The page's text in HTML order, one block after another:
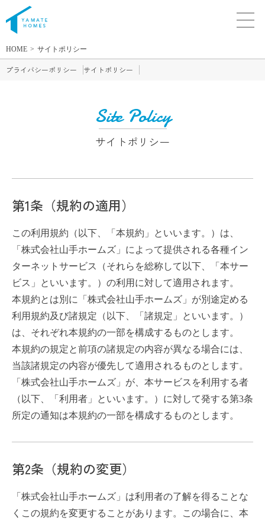
HOME サイトポリシー
Site Policy
サイトポリシー
第1条（規約の適用）
この利用規約（以下、「本規約」といいます。）は、
「株式会社山手ホームズ」によって提供される各種イン
ターネットサービス（それらを総称して以下、「本サー
ビス」といいます。）の利用に対して適用されます。
本規約とは別に「株式会社山手ホームズ」が別途定める
利用規約及び諸規定（以下、「諸規定」といいます。）
は、それぞれ本規約の一部を構成するものとします。
本規約の規定と前項の諸規定の内容が異なる場合には、
当該諸規定の内容が優先して適用されるものとします。
「株式会社山手ホームズ」が、本サービスを利用する者
（以下、「利用者」といいます。）に対して発する第3条
所定の通知は本規約の一部を構成するものとします。
第2条（規約の変更）
「株式会社山手ホームズ」は利用者の了解を得ることな
くこの規約を変更することがあります。この場合に、本
プライバシーポリシー サイトポリシー